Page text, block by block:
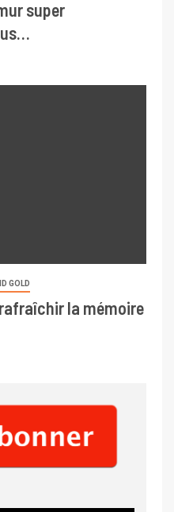
super
GOLD
la mémoire